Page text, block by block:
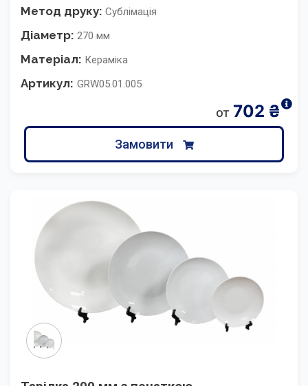
Метод друку: Сублімація
Діаметр: 270 мм
Матеріал: Кераміка
Артикул: GRW05.01.005
от 702 ₴
Замовити